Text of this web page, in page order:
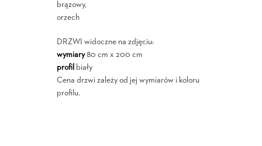
brązowy,
orzech
DRZWI widoczne na zdjęciu:
wymiary80 cm x 200 cm
profil biały
Cena drzwi zależy od jej wymiarów i koloru
profilu.